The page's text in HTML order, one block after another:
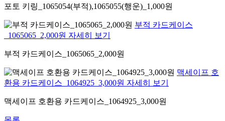
포토 키링_1065054(부적),1065055(행운)_1,000원
부적 카드케이스
_1065065_2,000원 자세히 보기
부적 카드케이스_1065065_2,000원
맥세이프 호
환용 카드케이스_1064925_3,000원 자세히 보기
맥세이프 호환용 카드케이스_1064925_3,000원